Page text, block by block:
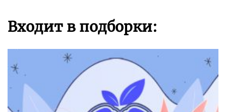
Входит в подборки: